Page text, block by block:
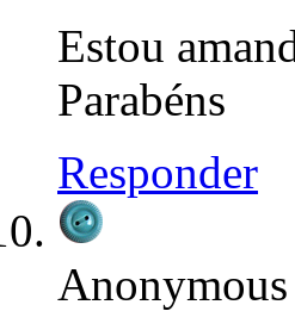
Estou
Parabéns
Responder
Anonymous